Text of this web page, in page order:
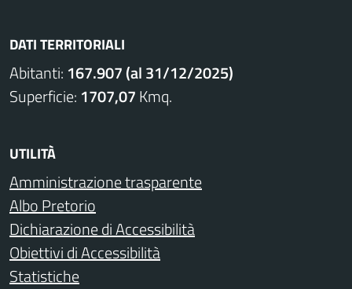
DATI TERRITORIALI
Abitanti: 167.907 (al 31/12/2025)
Superficie: 1707,07Kmq.
UTILITÀ
Amministrazione trasparente
Albo Pretorio
Dichiarazione di Accessibilità
Obiettivi di Accessibilità
Statistiche